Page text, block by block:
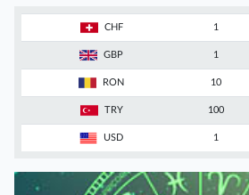
CHF 1
GBP 1
RON 10
TRY 100
USD 1